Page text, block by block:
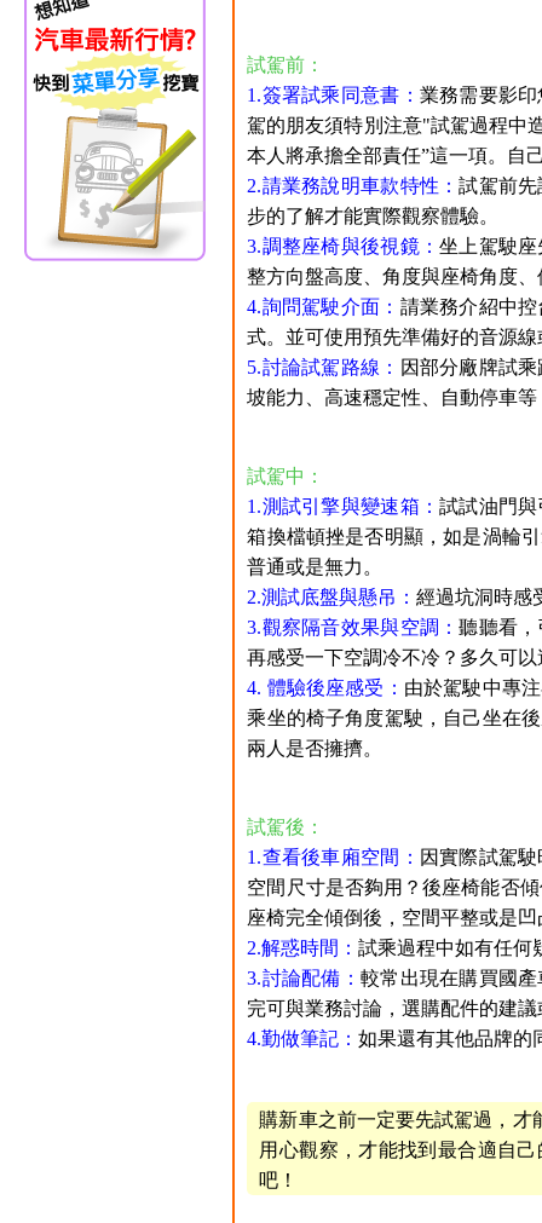
試駕前：
1.簽署試乘同意書： 業務需要影
駕的朋友須特別注意"試駕過程中
本人將承擔全部責任”這一項。自
2.請業務說明車款特性：試駕前
步的了解才能實際觀察體驗。
3.調整座椅與後視鏡：坐上駕駛
整方向盤高度、角度與座椅角度
4.詢問駕駛介面： 請業務介紹中
式。並可使用預先準備好的音源
5.討論試駕路線： 因部分廠牌試
坡能力、高速穩定性、自動停車
試駕中：
1.測試引擎與變速箱：試試油門
箱換檔頓挫是否明顯，如是渦輪
普通或是無力。
2.測試底盤與懸吊：經過坑洞時感
3.觀察隔音效果與空調：聽聽看
再感受一下空調冷不冷？多久可
4. 體驗後座感受： 由於駕駛中專
乘坐的椅子角度駕駛，自己坐在
兩人是否擁擠。
試駕後：
1.查看後車廂空間： 因實際試駕
空間尺寸是否夠用？後座椅能否
座椅完全傾倒後，空間平整或是
2.解惑時間：試乘過程中如有任何
3.討論配備： 較常出現在購買國
完可與業務討論，選購配件的建
4.勤做筆記：如果還有其他品牌的
購新車之前一定要先試駕過，
用心觀察，才能找到最合適自
吧！